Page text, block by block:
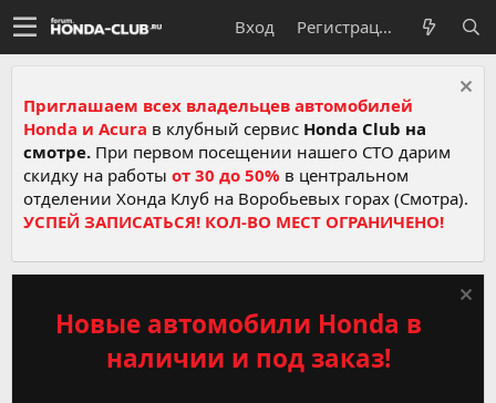
Вход Регистрация
Приглашаем всех владельцев автомобилей
Honda и Acura в клубный сервис Honda Club на
смотре. При первом посещении нашего СТО дарим
скидку на работы от 30 до 50% в центральном
отделении Хонда Клуб на Воробьевых горах (Смотра).
УСПЕЙ ЗАПИСАТЬСЯ! КОЛ-ВО МЕСТ ОГРАНИЧЕНО!
Новые автомобили Honda в
наличии и под заказ!